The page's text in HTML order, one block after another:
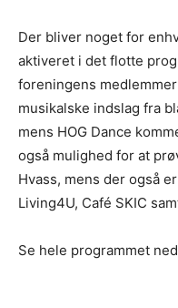
Der bliver noget for
aktiveret i det flotte
foreningens
musikalske indslag fra
mens HOG Dance
også mulighed for at
Hvass, mens der også
Living4U, Café SKIC
Se hele programmet